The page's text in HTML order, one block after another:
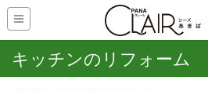
キッチンのリフォーム